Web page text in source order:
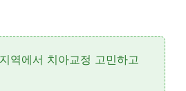
역에서 치아교정 고민하고